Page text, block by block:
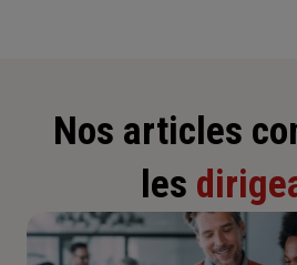
Nos articles
les